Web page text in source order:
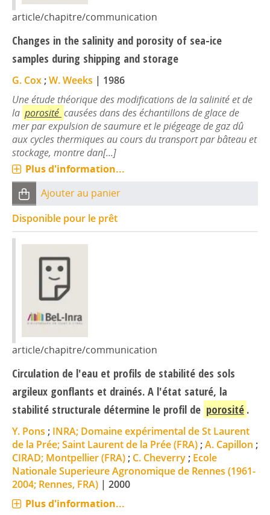
article/chapitre/communication
Changes in the salinity and porosity of sea-ice
samples during shipping and storage
G. Cox ;W. Weeks | 1986
Une étude théorique des modifications de la salinité et de
la porosité causées dans des échantillons de glace de
mer par expulsion de saumure et le piégeage de gaz dû
aux cycles thermiques au cours du transport par bâteau et
stockage, montre dan[...]
Plus d'information...
Ajouter au panier
Disponible pour le prêt
article/chapitre/communication
Circulation de l'eau et profils de stabilité des sols
argileux gonflants et drainés. A l'état saturé, la
stabilité structurale détermine le profil de porosité .
Y. Pons ; INRA; Domaine expérimental de St Laurent
de la Prée; Saint Laurent de la Prée (FRA) ;A. Capillon ;
CIRAD; Montpellier (FRA) ; C. Cheverry ; Ecole
Nationale Superieure Agronomique de Rennes (1961-
2004; Rennes, FRA) | 2000
Plus d'information...